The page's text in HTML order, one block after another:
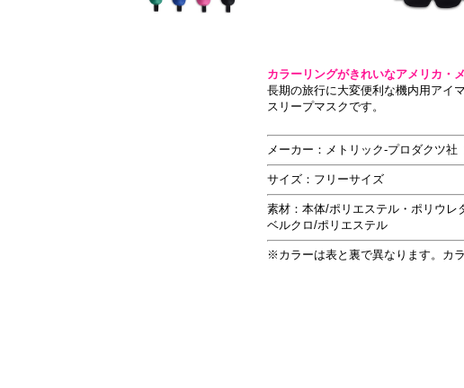
カラーリングがきれいなアメリカ・
長期の旅行に大変便利な機内用アイ
スリープマスクです。
メーカー：メトリック-プロダクツ社
サイズ：フリーサイズ
素材：本体/ポリエステル・ポリウ
ベルクロ/ポリエステル
※カラーは表と裏で異なります。カ